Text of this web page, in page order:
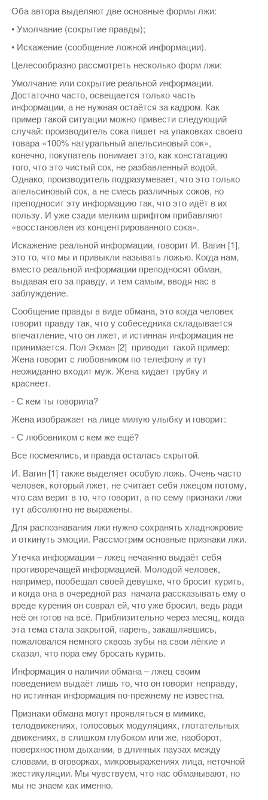
Оба автора выделяют две основные формы лжи:
• Умолчание (сокрытие правды);
• Искажение (сообщение ложной информации).
Целесообразно рассмотреть несколько форм лжи:
Умолчание или сокрытие реальной информации.
Достаточно часто, освещается только часть
информации, а не нужная остаётся за кадром. Как
пример такой ситуации можно привести следующий
случай: производитель сока пишет на упаковках своего
товара «100% натуральный апельсиновый сок»,
конечно, покупатель понимает это, как констатацию
того, что это чистый сок, не разбавленный водой.
Однако, производитель подразумевает, что это только
апельсиновый сок, а не смесь различных соков, но
преподносит эту информацию так, что это идёт в их
пользу. И уже сзади мелким шрифтом прибавляют
«восстановлен из концентрированного сока».
Искажение реальной информации, говорит И. Вагин [1],
это то, что мы и привыкли называть ложью. Когда нам,
вместо реальной информации преподносят обман,
выдавая его за правду, и тем самым, вводя нас в
заблуждение.
Сообщение правды в виде обмана, это когда человек
говорит правду так, что у собеседника складывается
впечатление, что он лжет, и истинная информация не
принимается. Пол Экман [2] приводит такой пример:
Жена говорит с любовником по телефону и тут
неожиданно входит муж. Жена кидает трубку и
краснеет.
- С кем ты говорила?
Жена изображает на лице милую улыбку и говорит:
- С любовником с кем же ещё?
Все посмеялись, и правда осталась скрытой.
И. Вагин [1] также выделяет особую ложь. Очень часто
человек, который лжет, не считает себя лжецом потому,
что сам верит в то, что говорит, а по сему признаки лжи
тут абсолютно не выражены.
Для распознавания лжи нужно сохранять хладнокровие
и откинуть эмоции. Рассмотрим основные признаки лжи.
Утечка информации – лжец нечаянно выдаёт себя
противоречащей информацией. Молодой человек,
например, пообещал своей девушке, что бросит курить,
и когда она в очередной раз начала рассказывать ему о
вреде курения он соврал ей, что уже бросил, ведь ради
неё он готов на всё. Приблизительно через месяц, когда
эта тема стала закрытой, парень, закашлявшись,
пожаловался немного сквозь зубы на свои лёгкие и
сказал, что пора ему бросать курить.
Информация о наличии обмана – лжец своим
поведением выдаёт лишь то, что он говорит неправду,
но истинная информация по-прежнему не известна.
Признаки обмана могут проявляться в мимике,
телодвижениях, голосовых модуляциях, глотательных
движениях, в слишком глубоком или же, наоборот,
поверхностном дыхании, в длинных паузах между
словами, в оговорках, микровыражениях лица, неточной
жестикуляции. Мы чувствуем, что нас обманывают, но
мы не знаем как именно.